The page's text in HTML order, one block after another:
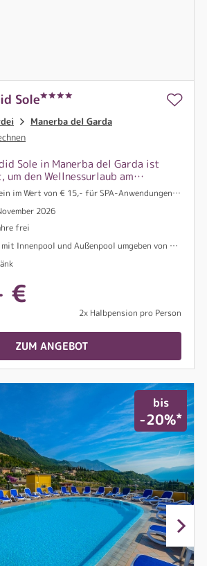
Sole
Manerba del Garda
Sole in Manerba del Garda ist
den Wellnessurlaub am
Es ist die perfekte
der Schönheit der Natur und
Vergnügen, sich selbst zu
Wert von € 15,- für SPA-Anwendungen pro Vollzahler
2026
frei
und Außenpool umgeben von Liegen und Sonnenschirmen
€
2x Halbpension pro Person
ZUM ANGEBOT
bis
-20%*